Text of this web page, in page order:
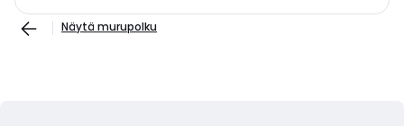
Näytä murupolku